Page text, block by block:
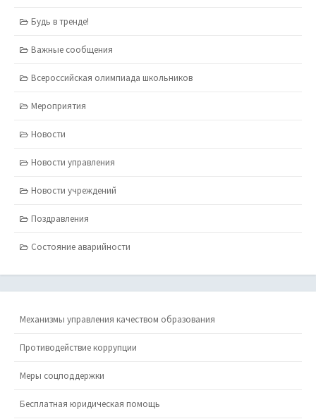
Будь в тренде!
Важные сообщения
Всероссийская олимпиада школьников
Мероприятия
Новости
Новости управления
Новости учреждений
Поздравления
Состояние аварийности
Механизмы управления качеством образования
Противодействие коррупции
Меры соцподдержки
Бесплатная юридическая помощь